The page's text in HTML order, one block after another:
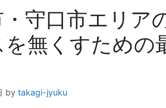
守口市エリア
を無くすための
by takagi-jyuku